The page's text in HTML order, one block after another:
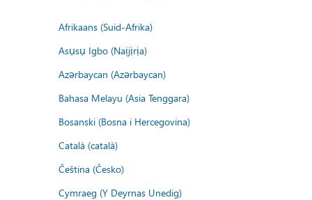
Afrikaans (Suid-Afrika)
Asụsụ Igbo (Naịjịrịa)
Azərbaycan (Azərbaycan)
Bahasa Melayu (Asia Tenggara)
Bosanski (Bosna i Hercegovina)
Català (català)
Čeština (Česko)
Cymraeg (Y Deyrnas Unedig)